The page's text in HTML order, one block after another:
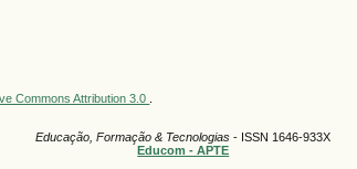
Commons Attribution 3.0
Educação, Formação & Tecnologias- ISSN 1646-933X
Educom - APTE